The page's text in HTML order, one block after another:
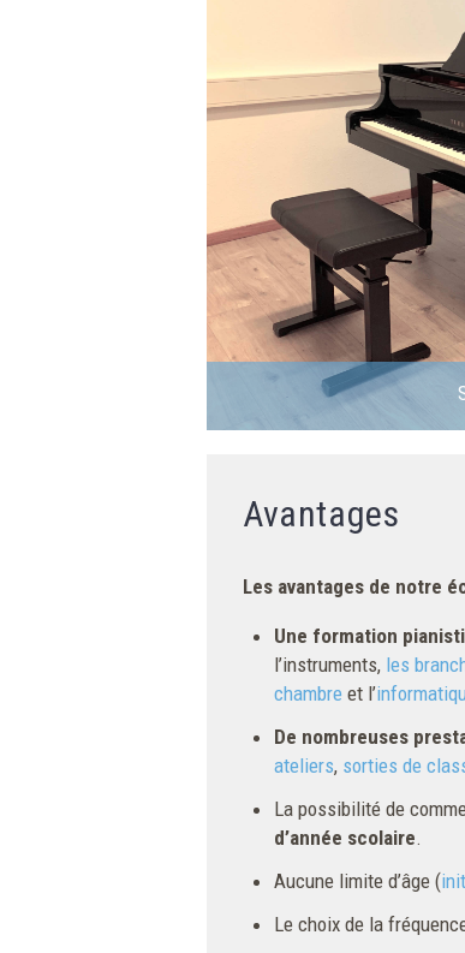
Avantages
Les avantages de notre
Une formation
l’instruments, les
chambre et l’
De nombreuses
ateliers, sorties de
La possibilité de
d’année scolaire.
Aucune limite d’âge (
Le choix de la